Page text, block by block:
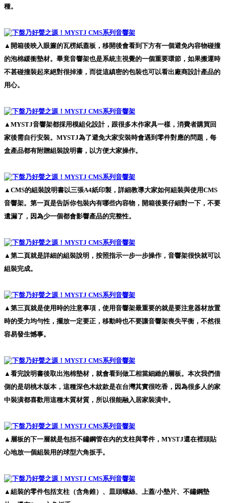
種。
▲開箱後映入眼簾的瓦楞紙蓋板，移開後會看到下方有一個避免內容物碰撞
的泡棉緩衝墊材。畢竟音響架也是系統主視覺的一個重要環節，如果搬運時
不甚碰撞裝起來絕對很掉漆，而從這縝密的包裝也可以看出廠商設計產品的
用心。
▲MYSTJ音響架都採用模組化設計，跟很多木作家具一樣，消費者購買回
家後需自行安裝。MYSTJ為了避免大家安裝時會遇到零件對應的問題，每
盒產品都有附贈組裝說明書，以方便大家操作。
▲CMS的組裝說明書以三張A4紙印製，詳細教導大家如何組裝與使用CMS
音響架。第一頁是告訴你包裝內有哪些內容物，開箱後要仔細對一下，不要
遺漏了，因為少一個都會影響產品的完整性。
▲第二頁就是詳細的組裝說明，按照指示一步一步操作，音響架很快就可以
組裝完成。
▲第三頁就是使用時的注意事項，使用音響架最重要的就是要注意器材放置
時的受力均勻性，擺放一定要正，移動時也不要讓音響架喪失平衡，不然很
容易發生憾事。
▲看完說明書後取出泡棉墊材，就會看到做工相當細緻的層板。本次我們借
側的是胡桃木版本，這種深色木紋款是在台灣其實很吃香，因為很多人的家
中裝潢都喜歡用這種木質材質，所以很能融入居家裝潢中。
▲層板的下一層就是包括不鏽鋼管在內的支柱與零件，MYSTJ還在裡頭貼
心地放一個組裝用的球型六角扳手。
▲組裝的零件包括支柱（含角錐）、皿頭螺絲、上蓋/小墊片、不鏽鋼墊